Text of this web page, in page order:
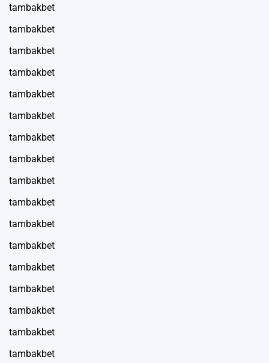
tambakbet
tambakbet
tambakbet
tambakbet
tambakbet
tambakbet
tambakbet
tambakbet
tambakbet
tambakbet
tambakbet
tambakbet
tambakbet
tambakbet
tambakbet
tambakbet
tambakbet